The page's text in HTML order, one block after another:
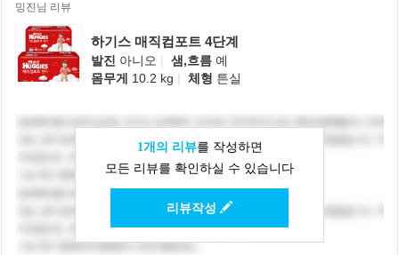
밍진님 리뷰
하기스 매직컴포트 4단계
발진 아니오 | 샘,흐름 예
몸무게 10.2 kg | 체형 튼실
1개의 리뷰를 작성하면
모든 리뷰를 확인하실 수 있습니다
리뷰작성